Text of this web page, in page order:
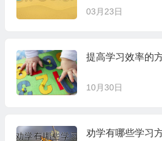
03月23日
提高学习效率的
10月30日
劝学有哪些学习